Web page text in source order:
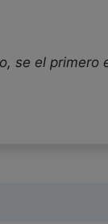
se el primero